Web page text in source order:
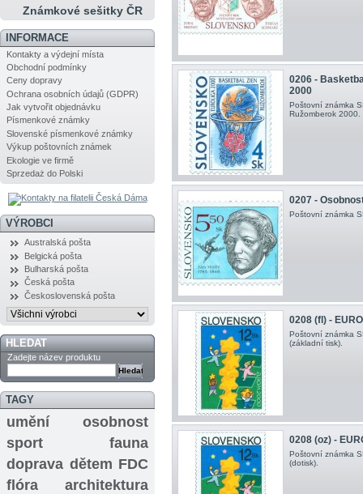
Známkové sešitky ČR
INFORMACE
Kontakty a výdejní místa
Obchodní podmínky
Ceny dopravy
Ochrana osobních údajů (GDPR)
Jak vytvořit objednávku
Písmenkové známky
Slovenské písmenkové známky
Výkup poštovních známek
Ekologie ve firmě
Sprzedaż do Polski
VÝROBCI
Australská pošta
Belgická pošta
Bulharská pošta
Česká pošta
Československá pošta
HLEDAT
Zadejte název produktu
TAGY
umění
osobnost
sport
fauna
doprava dětem FDC
flóra
architektura
0206 -
2000
Poštovní známka
Ružomberok 2000.
0207 -
Poštovní známka
0208 (fl) -
Poštovní známka
(základní tisk).
0208 (oz) -
Poštovní známka
(dotisk).